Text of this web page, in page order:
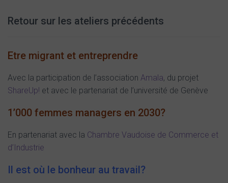
Retour sur les ateliers précédents
Etre migrant et entreprendre
Avec la participation de l’association Amala, du projet
ShareUp! et avec le partenariat de l’université de Genève
1’000 femmes managers en 2030?
En partenariat avec la Chambre Vaudoise de Commerce et
d’Industrie
Il est où le bonheur au travail?